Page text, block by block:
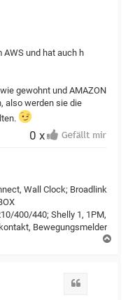
AWS und hat auch h
gewohnt und AMAZON
also werden sie die
0 x
Wall Clock; Broadlink
400/440; Shelly 1, 1PM,
Bewegungsmelder